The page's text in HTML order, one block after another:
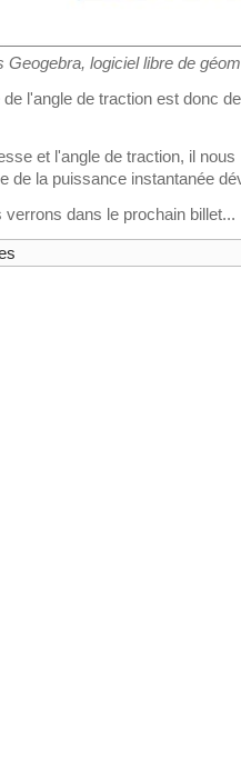
Geogebra, logiciel libre de
l'angle de traction est donc
et l'angle de traction, il
de la puissance instantanée
dans le prochain billet...